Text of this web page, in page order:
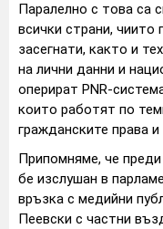
Паралелно с това са
всички страни, чиито
засегнати, както и
на лични данни и
оперират PNR-
които работят по
гражданските права
Припомняме, че
бе изслушан в
връзка с медийни
Пеевски с частни